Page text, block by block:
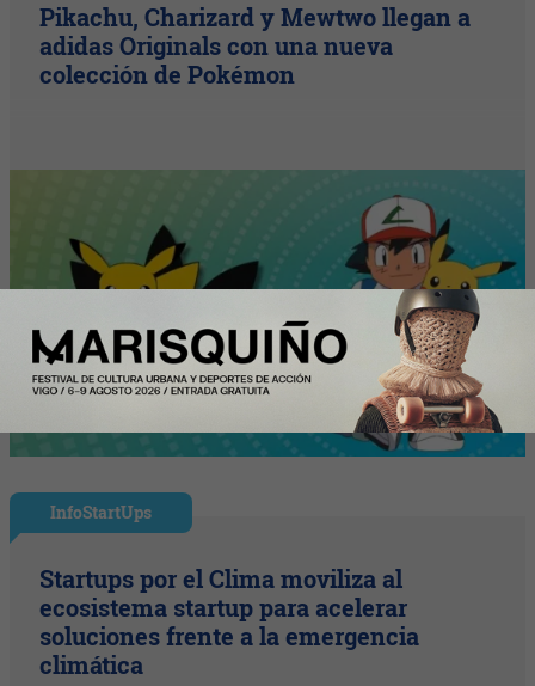
Pikachu, Charizard y Mewtwo llegan a
adidas Originals con una nueva
colección de Pokémon
InfoStartUps
Startups por el Clima moviliza al
ecosistema startup para acelerar
soluciones frente a la emergencia
climática